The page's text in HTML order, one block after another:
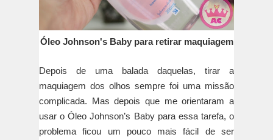
Óleo Johnson's Baby para retirar maquiagem
Depois de uma balada daquelas, tirar a
maquiagem dos olhos sempre foi uma missão
complicada. Mas depois que me orientaram a
usar o Óleo Johnson’s Baby para essa tarefa, o
problema ficou um pouco mais fácil de ser